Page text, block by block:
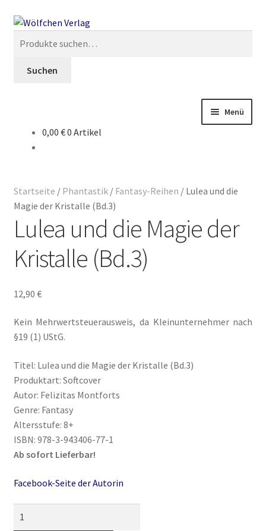
Zur
Springe
Suchen
Menü
AGB
Anthologien
Ausschreibung Erotik-Furry-Artbook
Ausschreibungen
Ausschreibungen für 2018
Blog
Buch-Shop
Bücher
Bücher
Das Verlagsteam
Datenschutzerklärung
0,00 €0 Artikel
Startseite / Phantastik/ Fantasy-Reihen / Lulea und die
Magie der Kristalle (Bd.3)
Lulea und die Magie der
Kristalle (Bd.3)
12,90 €
Kein Mehrwertsteuerausweis, da Kleinunternehmer nach
§19 (1) UStG.
Titel: Lulea und die Magie der Kristalle (Bd.3)
Produktart: Softcover
Autor: Felizitas Montforts
Genre: Fantasy
Altersstufe: 8+
ISBN: 978-3-943406-77-1
Ab sofort Lieferbar!
Facebook-Seite der Autorin